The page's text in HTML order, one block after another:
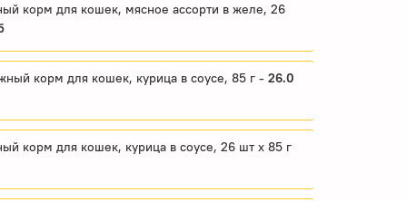
корм для кошек, мясное ассорти в желе, 26
корм для кошек, курица в соусе, 85 г - 26.0
корм для кошек, курица в соусе, 26 шт x 85 г